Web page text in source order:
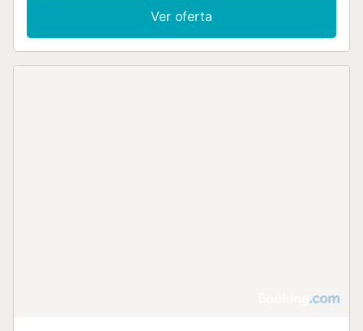
individual, un baño y una zona de estar con sofá cama. La
cocina y la zona de cocina están equipadas con frigorífico,
microondas, tostadora, cafetera y comedor. El
Ver oferta